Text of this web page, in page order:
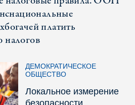
платить
налогов
ДЕМОКРАТИЧЕСКОЕ
ОБЩЕСТВО
Локальное измерение